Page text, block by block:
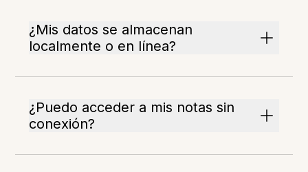
¿Mis datos se almacenan
localmente o en línea?
¿Puedo acceder a mis notas sin
conexión?